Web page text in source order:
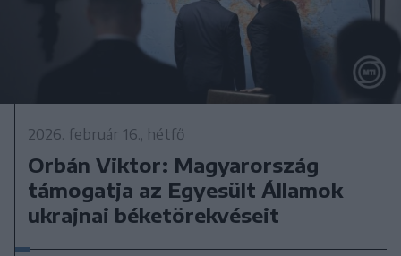
2026. február 16., hétfő
Orbán Viktor: Magyarország
támogatja az Egyesült Államok
ukrajnai béketörekvéseit